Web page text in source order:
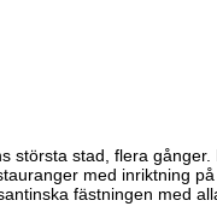
största stad, flera gånger.
med inriktning
fästningen med